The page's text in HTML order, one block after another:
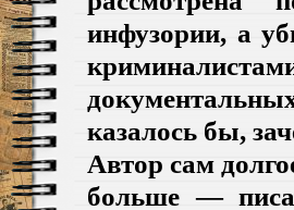
инфузории, а
казалось бы,
Автор сам
больше —